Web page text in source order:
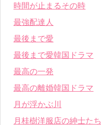
時間が止まるその時
最強配達人
最後まで愛
最後まで愛韓国ドラマ
最高の一発
最高の離婚韓国ドラマ
月が浮かぶ川
月桂樹洋服店の紳士たち